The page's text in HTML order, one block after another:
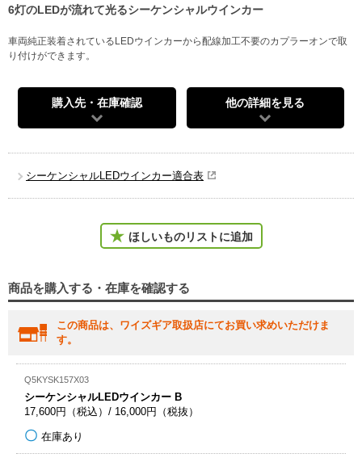
6灯のLEDが流れて光るシーケンシャルウインカー
車両純正装着されているLEDウインカーから配線加工不要のカプラーオンで取
り付けができます。
購入先・在庫確認 他の詳細を見る
シーケンシャルLEDウインカー適合表
ほしいものリストに追加
商品を購入する・在庫を確認する
この商品は、ワイズギア取扱店にてお買い求めいただけま
す。
Q5KYSK157X03
シーケンシャルLEDウインカー B
17,600円（税込）/ 16,000円（税抜）
在庫あり